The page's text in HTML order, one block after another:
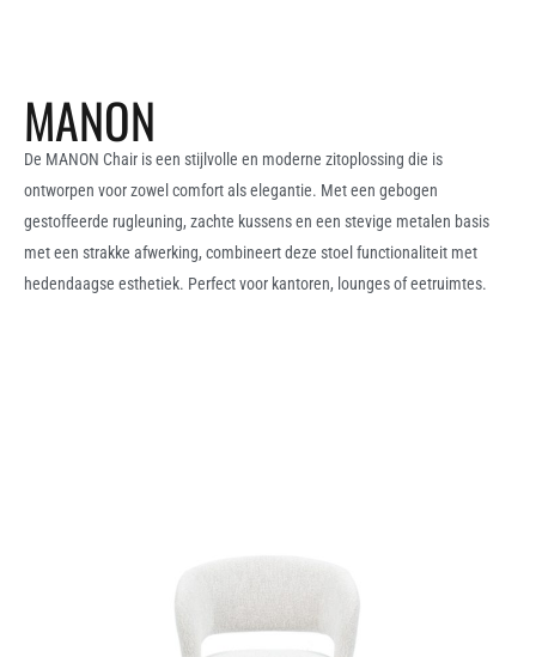
MANON
De MANON Chair is een stijlvolle en moderne zitoplossing die is
ontworpen voor zowel comfort als elegantie. Met een gebogen
gestoffeerde rugleuning, zachte kussens en een stevige metalen basis
met een strakke afwerking, combineert deze stoel functionaliteit met
hedendaagse esthetiek. Perfect voor kantoren, lounges of eetruimtes.